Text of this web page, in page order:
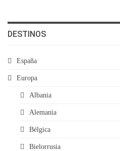
DESTINOS
España
Europa
Albania
Alemania
Bélgica
Bielorrusia